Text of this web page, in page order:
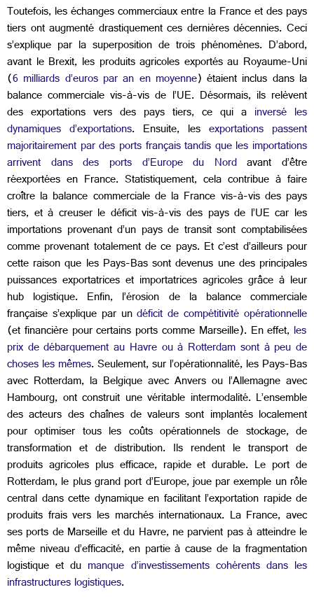
Toutefois, les échanges commerciaux entre la France et des pays
tiers ont augmenté drastiquement ces dernières décennies. Ceci
s’explique par la superposition de trois phénomènes. D’abord,
avant le Brexit, les produits agricoles exportés au Royaume-Uni
(6 milliards d’euros par an en moyenne) étaient inclus dans la
balance commerciale vis-à-vis de l’UE. Désormais, ils relèvent
des exportations vers des pays tiers, ce qui a inversé les
dynamiques d’exportations. Ensuite, les exportations passent
majoritairement par des ports français tandis que les importations
arrivent dans des ports d’Europe du Nordavant d’être
réexportées en France. Statistiquement, cela contribue à faire
croître la balance commerciale de la France vis-à-vis des pays
tiers, et à creuser le déficit vis-à-vis des pays de l’UE car les
importations provenant d’un pays de transit sont comptabilisées
comme provenant totalement de ce pays. Et c’est d’ailleurs pour
cette raison que les Pays-Bas sont devenus une des principales
puissances exportatrices et importatrices agricoles grâce à leur
hub logistique. Enfin, l’érosion de la balance commerciale
française s’explique par undéficit de compétitivité opérationnelle
(et financière pour certains ports comme Marseille). En effet, les
prix de débarquement au Havre ou à Rotterdam sont à peu de
choses les mêmes. Seulement, sur l’opérationnalité, les Pays-Bas
avec Rotterdam, la Belgique avec Anvers ou l’Allemagne avec
Hambourg, ont construit une véritable intermodalité. L’ensemble
des acteurs des chaînes de valeurs sont implantés localement
pour optimiser tous les coûts opérationnels de stockage, de
transformation et de distribution. Ils rendent le transport de
produits agricoles plus efficace, rapide et durable. Le port de
Rotterdam, le plus grand port d’Europe, joue par exemple un rôle
central dans cette dynamique en facilitant l’exportation rapide de
produits frais vers les marchés internationaux. La France, avec
ses ports de Marseille et du Havre, ne parvient pas à atteindre le
même niveau d’efficacité, en partie à cause de la fragmentation
logistique et du manque d’investissements cohérents dans les
infrastructures logistiques.